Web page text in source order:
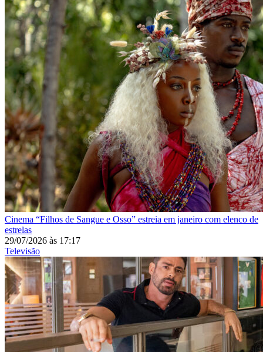
Cinema “Filhos de Sangue e Osso” estreia em janeiro com elenco de
estrelas
29/07/2026 às 17:17
Televisão